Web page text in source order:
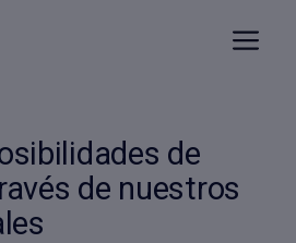
de
de nuestros